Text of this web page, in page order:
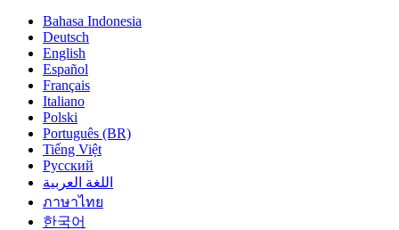
Bahasa Indonesia
Deutsch
English
Español
Français
Italiano
Polski
Português (BR)
Tiếng Việt
Русский
اللغة العربية
ภาษาไทย
한국어